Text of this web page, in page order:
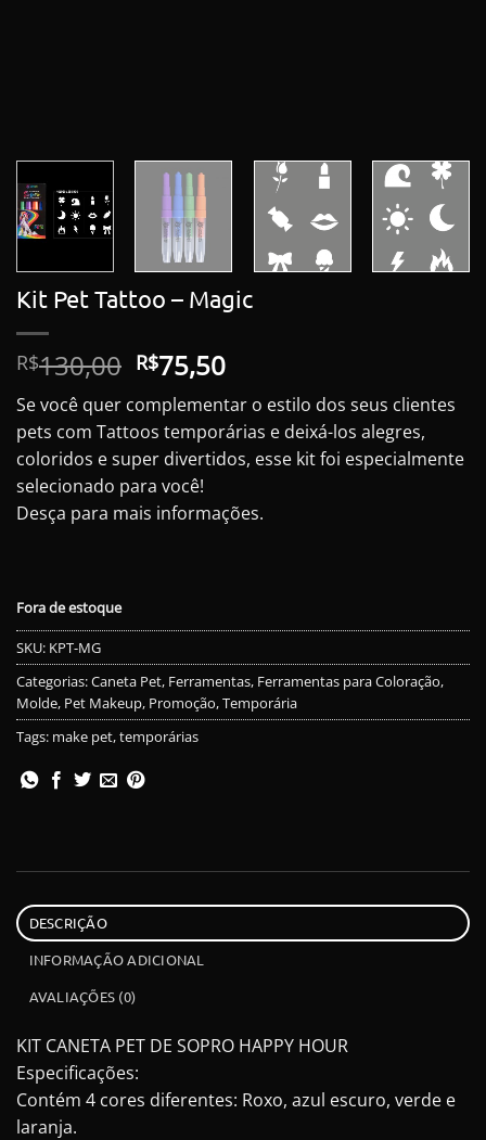
Kit Pet Tattoo – Magic
R$130,00 O
preço
original
era:
R$130,00.
R$75,50O
preço
atual
é:
R$75,50.
Se você quer complementar o estilo dos seus clientes
pets com Tattoos temporárias e deixá-los alegres,
coloridos e super divertidos, esse kit foi especialmente
selecionado para você!
Desça para mais informações.
Fora de estoque
SKU: KPT-MG
Categorias:Caneta Pet, Ferramentas, Ferramentas para Coloração,
Molde, Pet Makeup, Promoção,Temporária
Tags: make pet,temporárias
DESCRIÇÃO
INFORMAÇÃO ADICIONAL
AVALIAÇÕES (0)
KIT CANETA PET DE SOPRO HAPPY HOUR
Especificações:
Contém 4 cores diferentes: Roxo, azul escuro, verde e
laranja.